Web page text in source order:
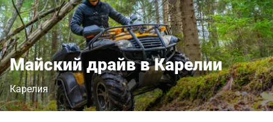
Майский драйв в Карелии
Карелия